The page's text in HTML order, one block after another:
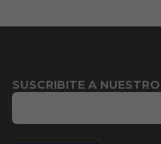
SUSCRIBITE A